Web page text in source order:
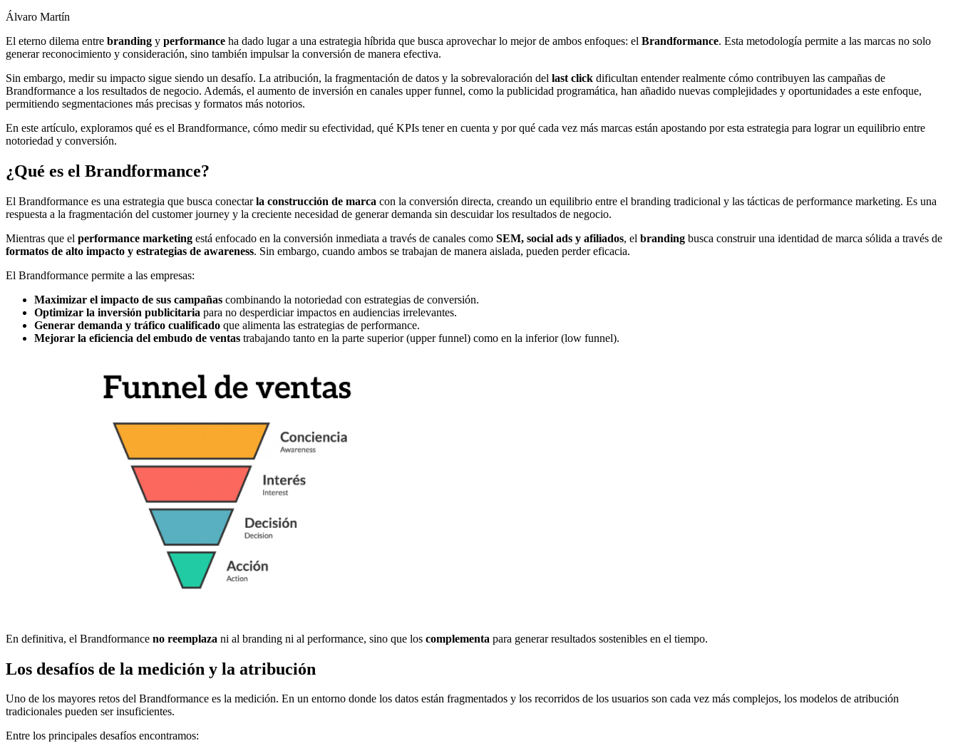
Álvaro Martín
El eterno dilema entre branding y performance ha dado lugar a una estrategia híbrida que busca aprovechar lo mejor de ambos enfoques: el Brandformance. Esta metodología permite a las marcas no solo
generar reconocimiento y consideración, sino también impulsar la conversión de manera efectiva.
Sin embargo, medir su impacto sigue siendo un desafío. La atribución, la fragmentación de datos y la sobrevaloración del last click dificultan entender realmente cómo contribuyen las campañas de
Brandformance a los resultados de negocio. Además, el aumento de inversión en canales upper funnel, como la publicidad programática, han añadido nuevas complejidades y oportunidades a este enfoque,
permitiendo segmentaciones más precisas y formatos más notorios.
En este artículo, exploramos qué es el Brandformance, cómo medir su efectividad, qué KPIs tener en cuenta y por qué cada vez más marcas están apostando por esta estrategia para lograr un equilibrio entre
notoriedad y conversión.
¿Qué es el Brandformance?
El Brandformance es una estrategia que busca conectarla construcción de marca con la conversión directa, creando un equilibrio entre el branding tradicional y las tácticas de performance marketing. Es una
respuesta a la fragmentación del customer journey y la creciente necesidad de generar demanda sin descuidar los resultados de negocio.
Mientras que el performance marketing está enfocado en la conversión inmediata a través de canales como SEM, social ads y afiliados, el branding busca construir una identidad de marca sólida a través de
formatos de alto impacto y estrategias de awareness. Sin embargo, cuando ambos se trabajan de manera aislada, pueden perder eficacia.
El Brandformance permite a las empresas:
Maximizar el impacto de sus campañas combinando la notoriedad con estrategias de conversión.
Optimizar la inversión publicitaria para no desperdiciar impactos en audiencias irrelevantes.
Generar demanda y tráfico cualificado que alimenta las estrategias de performance.
Mejorar la eficiencia del embudo de ventas trabajando tanto en la parte superior (upper funnel) como en la inferior (low funnel).
En definitiva, el Brandformance no reemplaza ni al branding ni al performance, sino que los complementa para generar resultados sostenibles en el tiempo.
Los desafíos de la medición y la atribución
Uno de los mayores retos del Brandformance es la medición. En un entorno donde los datos están fragmentados y los recorridos de los usuarios son cada vez más complejos, los modelos de atribución
tradicionales pueden ser insuficientes.
Entre los principales desafíos encontramos: